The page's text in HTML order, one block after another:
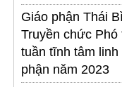
Giáo phận Thái
Truyền chức Phó
tuần tĩnh tâm
phận năm 2023